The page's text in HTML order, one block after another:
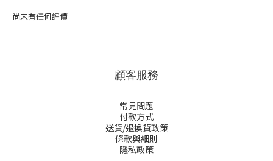
尚未有任何評價
顧客服務
常見問題
付款方式
送貨/退換貨政策
條款與細則
隱私政策